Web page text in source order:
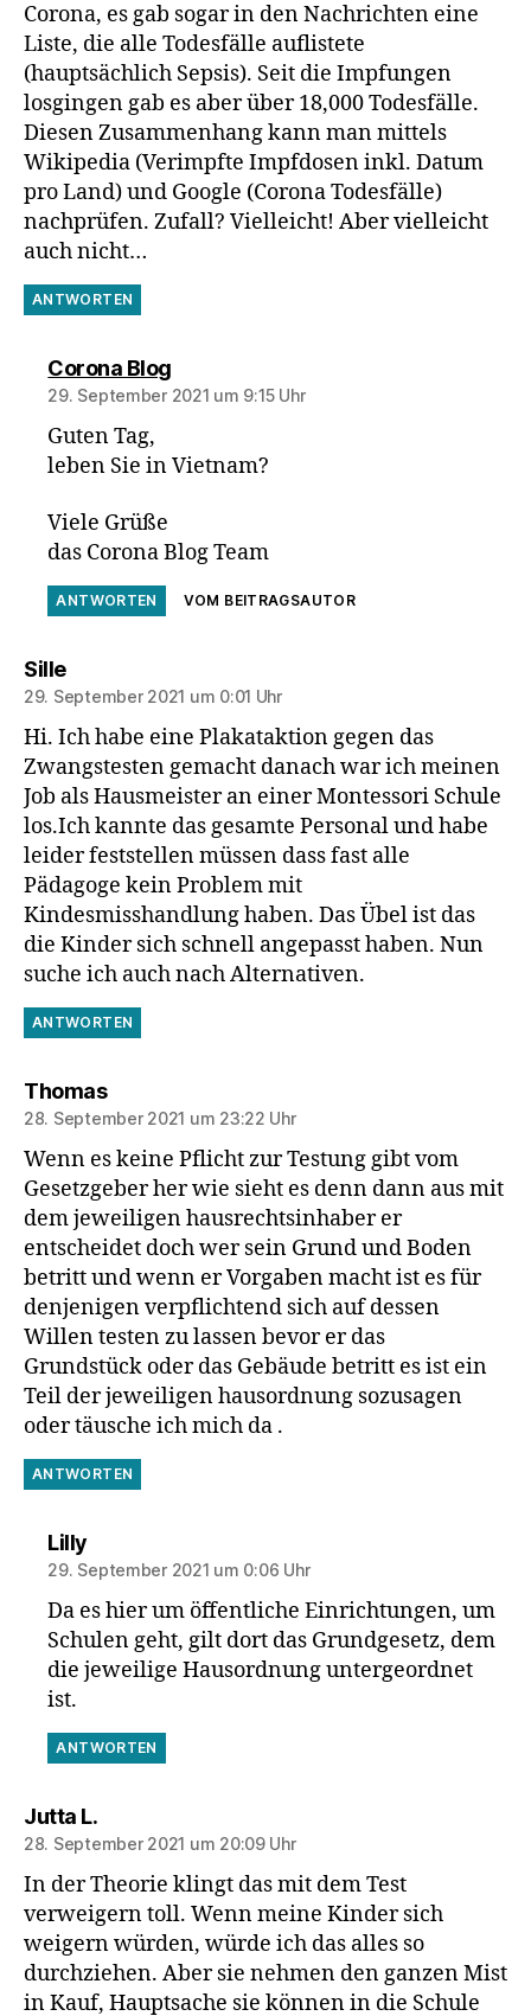
Corona, es gab sogar in den Nachrichten eine
Liste, die alle Todesfälle auflistete
(hauptsächlich Sepsis). Seit die Impfungen
losgingen gab es aber über 18,000 Todesfälle.
Diesen Zusammenhang kann man mittels
Wikipedia (Verimpfte Impfdosen inkl. Datum
pro Land) und Google (Corona Todesfälle)
nachprüfen. Zufall? Vielleicht! Aber vielleicht
auch nicht…
ANTWORTEN
Corona Blogsagt:
29. September 2021 um 9:15 Uhr
Guten Tag,
leben Sie in Vietnam?
Viele Grüße
das Corona Blog Team
ANTWORTEN VOM BEITRAGSAUTOR
Sillesagt:
29. September 2021 um 0:01 Uhr
Hi. Ich habe eine Plakataktion gegen das
Zwangstesten gemacht danach war ich meinen
Job als Hausmeister an einer Montessori Schule
los.Ich kannte das gesamte Personal und habe
leider feststellen müssen dass fast alle
Pädagoge kein Problem mit
Kindesmisshandlung haben. Das Übel ist das
die Kinder sich schnell angepasst haben. Nun
suche ich auch nach Alternativen.
ANTWORTEN
Thomassagt:
28. September 2021 um 23:22 Uhr
Wenn es keine Pflicht zur Testung gibt vom
Gesetzgeber her wie sieht es denn dann aus mit
dem jeweiligen hausrechtsinhaber er
entscheidet doch wer sein Grund und Boden
betritt und wenn er Vorgaben macht ist es für
denjenigen verpflichtend sich auf dessen
Willen testen zu lassen bevor er das
Grundstück oder das Gebäude betritt es ist ein
Teil der jeweiligen hausordnung sozusagen
oder täusche ich mich da .
ANTWORTEN
Lillysagt:
29. September 2021 um 0:06 Uhr
Da es hier um öffentliche Einrichtungen, um
Schulen geht, gilt dort das Grundgesetz, dem
die jeweilige Hausordnung untergeordnet
ist.
ANTWORTEN
Jutta L.sagt:
28. September 2021 um 20:09 Uhr
In der Theorie klingt das mit dem Test
verweigern toll. Wenn meine Kinder sich
weigern würden, würde ich das alles so
durchziehen. Aber sie nehmen den ganzen Mist
in Kauf, Hauptsache sie können in die Schule